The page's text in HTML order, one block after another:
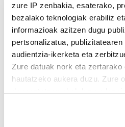
zure IP zenbakia, esaterako,
bezalako teknologiak erabiliz
informazioak azitzen dugu
pertsonalizatua,
audientzia-ikerketa eta
Zure datuak nork eta zertarako
hautatzeko aukera duzu. Zure